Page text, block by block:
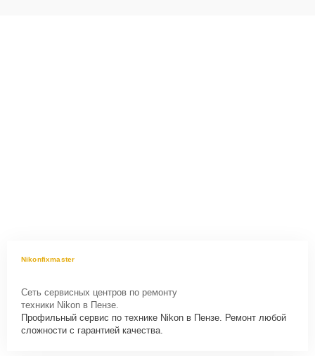
Nikonfixmaster
Сеть сервисных центров по ремонту
техники Nikon в Пензе.
Профильный сервис по технике Nikon в Пензе. Ремонт любой
сложности с гарантией качества.